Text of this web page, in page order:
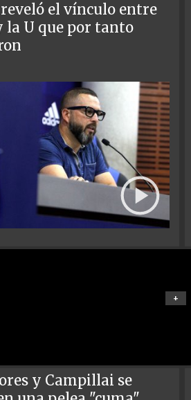
reveló el vínculo entre
la U que por tanto
+
y Campillai se